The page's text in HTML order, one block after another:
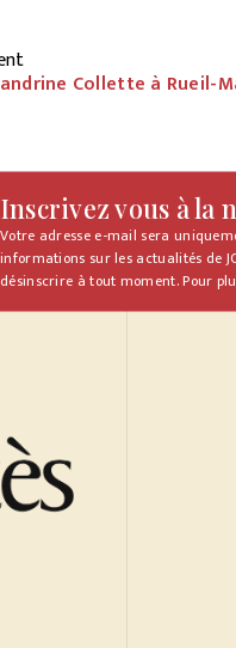
Collette à Rueil-
Inscrivez vous à la
Votre adresse e-mail sera
informations sur les actualités de
désinscrire à tout moment. Pour